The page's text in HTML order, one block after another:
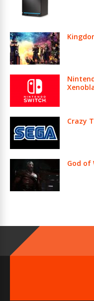
Crazy
God of